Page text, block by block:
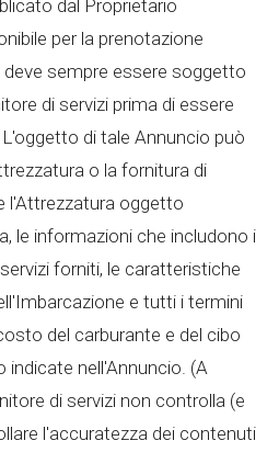
dal Proprietario
per la prenotazione
sempre essere soggetto
di servizi prima di essere
di tale Annuncio può
o la fornitura di
l'Attrezzatura oggetto
le informazioni che includono i
forniti, le caratteristiche
e tutti i termini
del carburante e del cibo
indicate nell'Annuncio. (A
di servizi non controlla (e
l'accuratezza dei contenuti